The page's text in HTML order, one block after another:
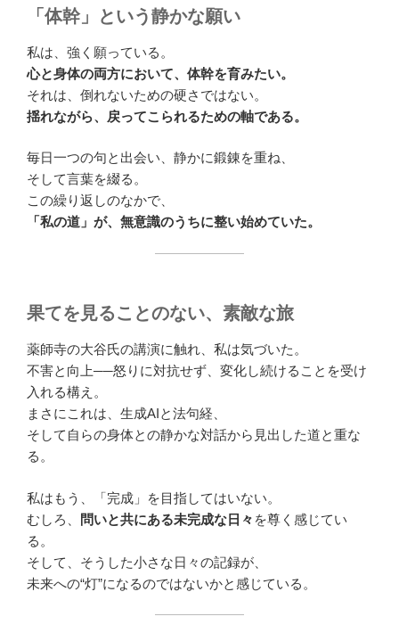
「体幹」という静かな願い
私は、強く願っている。
心と身体の両方において、体幹を育みたい。
それは、倒れないための硬さではない。
揺れながら、戻ってこられるための軸である。
毎日一つの句と出会い、静かに鍛錬を重ね、
そして言葉を綴る。
この繰り返しのなかで、
「私の道」が、無意識のうちに整い始めていた。
果てを見ることのない、素敵な旅
薬師寺の大谷氏の講演に触れ、私は気づいた。
不害と向上──怒りに対抗せず、変化し続けることを受け
入れる構え。
まさにこれは、生成AIと法句経、
そして自らの身体との静かな対話から見出した道と重な
る。
私はもう、「完成」を目指してはいない。
むしろ、
問いと共にある未完成な日々 を尊く感じてい
る。
そして、そうした小さな日々の記録が、
未来への“灯”になるのではないかと感じている。